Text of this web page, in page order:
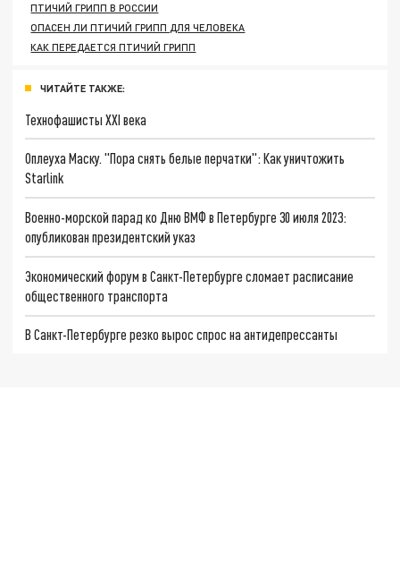
ПТИЧИЙ ГРИПП В РОССИИ
ОПАСЕН ЛИ ПТИЧИЙ ГРИПП ДЛЯ ЧЕЛОВЕКА
КАК ПЕРЕДАЕТСЯ ПТИЧИЙ ГРИПП
ЧИТАЙТЕ ТАКЖЕ:
Технофашисты XXI века
Оплеуха Маску. "Пора снять белые перчатки": Как уничтожить
Starlink
Военно-морской парад ко Дню ВМФ в Петербурге 30 июля 2023:
опубликован президентский указ
Экономический форум в Санкт-Петербурге сломает расписание
общественного транспорта
В Санкт-Петербурге резко вырос спрос на антидепрессанты